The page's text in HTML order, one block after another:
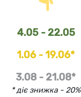
4.05 - 22.05
1.06 - 19.06*
3.08 - 21.08*
* діє знижка - 20%